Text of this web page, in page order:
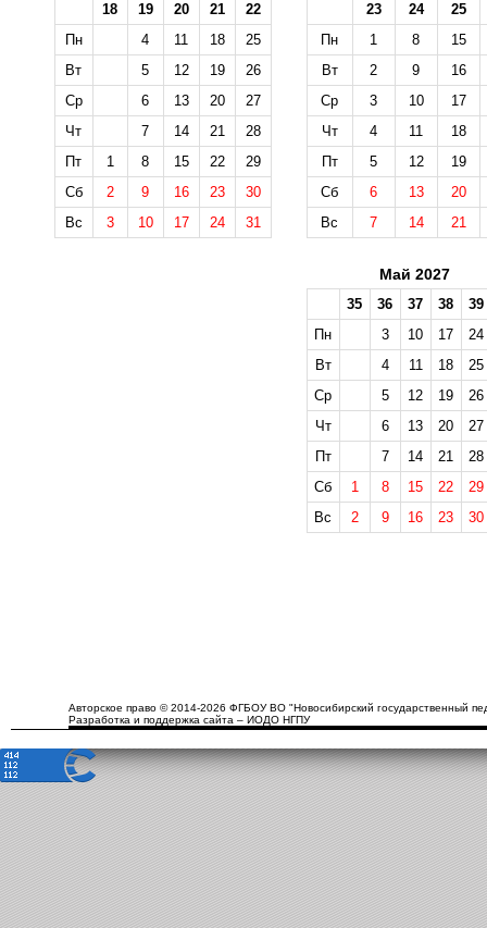
18 19 20 21
22
Пн
4 11 18
25
Вт
5 12 19
26
Ср
6 13 20
27
Чт
7 14 21
28
Пт
1 8 15 22
29
Сб
2 9 16 23
30
Вс
3 10 17 24 31
23 24
25
Пн
1 8
15
Вт
2 9
16
Ср
3 10
17
Чт
4 11
18
Пт
5 12
19
Сб
6 13
20
Вс
7 14 21
Май 2027
35 36 37 38
39
Пн
3 10 17
24
Вт
4 11 18
25
Ср
5 12 19
26
Чт
6 13 20
27
Пт
7 14 21
28
Сб
1 8 15 22
29
Вс
2 9 16 23 30
Авторское право © 2014-2026 ФГБОУ ВО "Новосибирский государственный
Разработка и поддержка сайта – ИОДО НГПУ